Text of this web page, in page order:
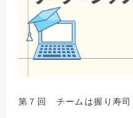
第７回 チームは握り寿司